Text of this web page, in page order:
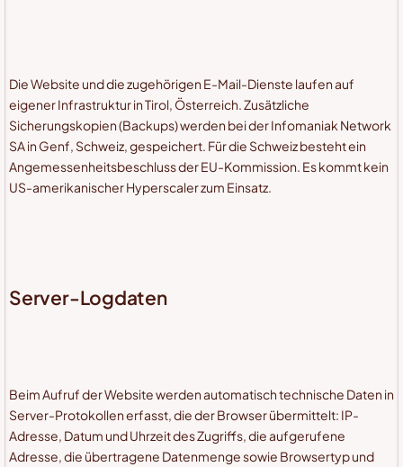
Die Website und die zugehörigen E-Mail-Dienste laufen auf
eigener Infrastruktur in Tirol, Österreich. Zusätzliche
Sicherungskopien (Backups) werden bei der Infomaniak Network
SA in Genf, Schweiz, gespeichert. Für die Schweiz besteht ein
Angemessenheitsbeschluss der EU-Kommission. Es kommt kein
US-amerikanischer Hyperscaler zum Einsatz.
Server-Logdaten
Beim Aufruf der Website werden automatisch technische Daten in
Server-Protokollen erfasst, die der Browser übermittelt: IP-
Adresse, Datum und Uhrzeit des Zugriffs, die aufgerufene
Adresse, die übertragene Datenmenge sowie Browsertyp und